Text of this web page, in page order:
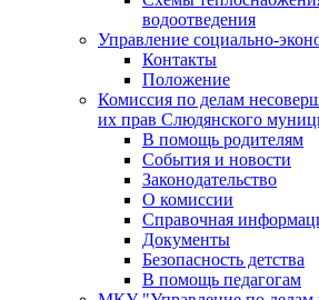
водоотведения
Управление социально-
Контакты
Положение
Комиссия по делам
их прав Слюдянского
В помощь родителям
События и новости
Законодательство
О комиссии
Справочная
Документы
Безопасность детства
В помощь педагогам